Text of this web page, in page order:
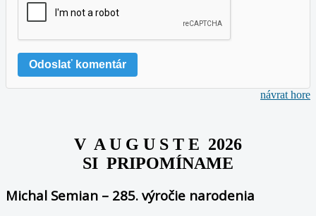
návrat hore
V A U G U S T E 2026
SI PRIPOMÍNAME
Michal Semian – 285. výročie narodenia